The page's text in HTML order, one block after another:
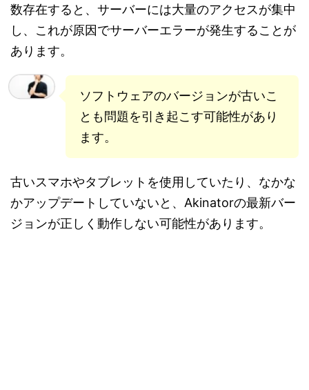
数存在すると、サーバーには大量のアクセスが集中
し、これが原因でサーバーエラーが発生することが
あります。
ソフトウェアのバージョンが古いこ
とも問題を引き起こす可能性があり
ます。
古いスマホやタブレットを使用していたり、なかな
かアップデートしていないと、Akinatorの最新バー
ジョンが正しく動作しない可能性があります。